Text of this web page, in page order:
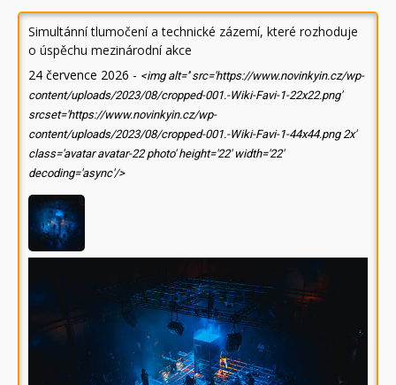
Simultánní tlumočení a technické zázemí, které rozhoduje
o úspěchu mezinárodní akce
24 července 2026 - <img alt='' src='https://www.novinkyin.cz/wp-
content/uploads/2023/08/cropped-001.-Wiki-Favi-1-22x22.png'
srcset='https://www.novinkyin.cz/wp-
content/uploads/2023/08/cropped-001.-Wiki-Favi-1-44x44.png 2x'
class='avatar avatar-22 photo' height='22' width='22'
decoding='async'/>